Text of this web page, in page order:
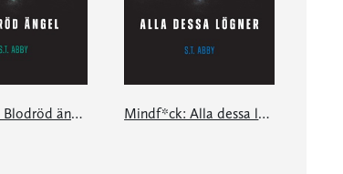
Mindf*ck: Blodröd ängel Mindf*ck: Alla dessa lögner